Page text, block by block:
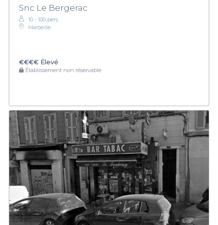
Snc Le Bergerac
10 - 100 pers.
Marseille
€€€€ Élevé
Établissement non réservable